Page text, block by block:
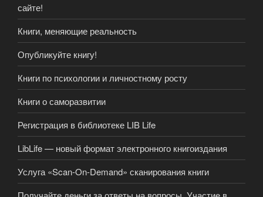
сайте!
Книги, меняющие реальность
Опубликуйте книгу!
Книги по психологии и личностному росту
Книги о саморазвитии
Регистрация в библиотеке LIB Life
LibLife — новый формат электронного книгоиздания
Услуга «Scan-On-Demand» сканирования книги